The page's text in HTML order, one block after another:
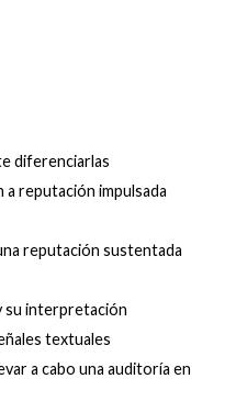
diferenciarlas
reputación impulsada
reputación sustentada
su interpretación
textuales
a cabo una auditoría en